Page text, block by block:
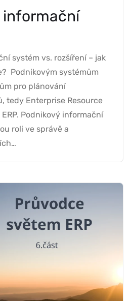
informační
systém vs. rozšíření – jak
Podnikovým systémům
pro plánování
tedy Enterprise Resource
Podnikový informační
roli ve správě a